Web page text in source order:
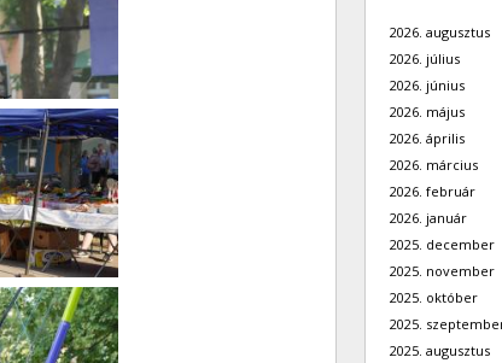
2026. augusztus
2026. július
2026. június
2026. május
2026. április
2026. március
2026. február
2026. január
2025. december
2025. november
2025. október
2025.
2025. augusztus